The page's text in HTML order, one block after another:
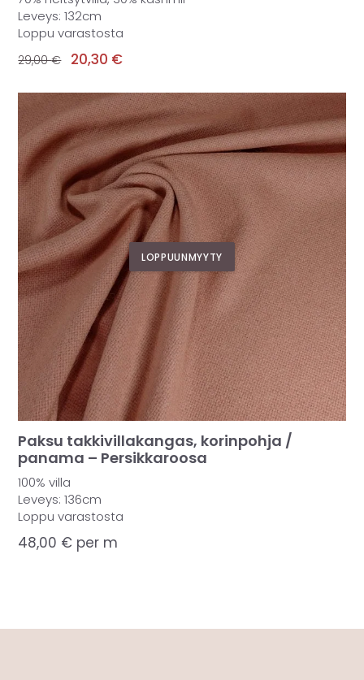
Leveys: 132cm
Loppu varastosta
29,00€ 20,30 €
Paksu takkivillakangas, korinpohja /
panama – Persikkaroosa
100% villa
Leveys: 136cm
Loppu varastosta
48,00 € per m
LOPPUUNMYYTY